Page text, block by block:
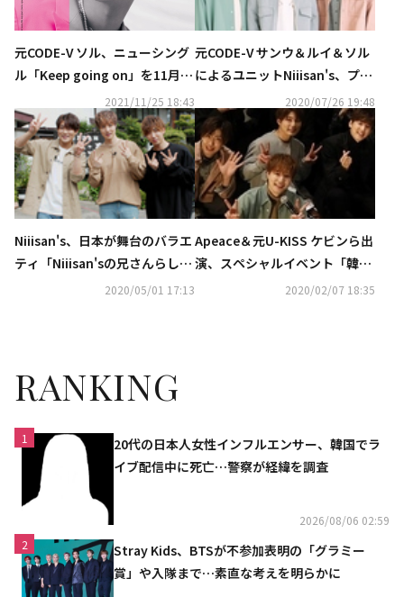
元CODE-V ソル、ニューシング
ル「Keep going on」を11月26
日にリリース…自ら作詞・作曲
に参加
2021/11/25 18:43
元CODE-V サンウ＆ルイ＆ソル
によるユニットNiiisan's、プロ
ジェクト第5弾「Mr. Young」M
V公開！毎月新曲をリリース
2020/07/26 19:48
Niiisan's、日本が舞台のバラエ
ティ「Niiisan'sの兄さんらしく
ていいですか？」配信決定！オ
2020/05/01 17:13
Apeace＆元U-KISS ケビンら出
演、スペシャルイベント「韓流
ザップ祭り」2月に放送決定
2020/02/07 18:35
RANKING
1
20代の日本人女性インフルエンサー、韓国でラ
イブ配信中に死亡…警察が経緯を調査
2026/08/06 02:59
2
Stray Kids、BTSが不参加表明の「グラミー
賞」や入隊まで…素直な考えを明らかに